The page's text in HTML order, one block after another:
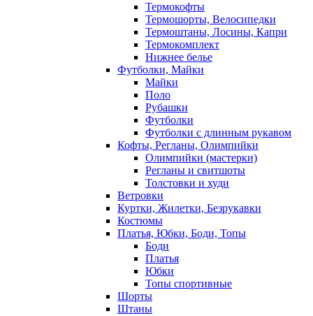
Термокофты
Термошорты, Велосипедки
Термоштаны, Лосины, Капри
Термокомплект
Нижнее белье
Футболки, Майки
Майки
Поло
Рубашки
Футболки
Футболки с длинным рукавом
Кофты, Регланы, Олимпийки
Олимпийки (мастерки)
Регланы и свитшоты
Толстовки и худи
Ветровки
Куртки, Жилетки, Безрукавки
Костюмы
Платья, Юбки, Боди, Топы
Боди
Платья
Юбки
Топы спортивные
Шорты
Штаны